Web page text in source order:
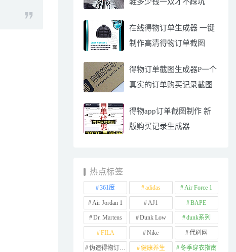
在线得物订单生成器 一键
制作高清得物订单截图
得物订单截图生成器P一个
真实的订单购买记录截图
得物app订单截图制作 新
版购买记录生成器
热点标签
361度 adidas Air Force 1
Air Jordan 1 AJ1 BAPE
Dr. Martens Dunk Low dunk系列
FILA Nike 代刷网
伪造得物订单截图 健康养生 冬季穿衣指南